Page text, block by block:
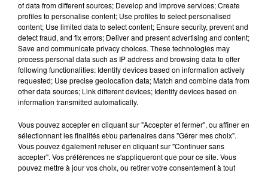
Le Duel - Gagnez votre balade
en jet ski !
Podcasts Voir plus
of data from different sources; Develop and improve services; Create
profiles to personalise content; Use profiles to select personalised
content; Use limited data to select content; Ensure security, prevent and
detect fraud, and fix errors; Deliver and present advertising and content;
Save and communicate privacy choices. These technologies may
process personal data such as IP address and browsing data to offer
following functionalities: Identify devices based on information actively
requested; Use precise geolocation data; Match and combine data from
other data sources; Link different devices; Identify devices based on
information transmitted automatically.
Vous pouvez accepter en cliquant sur "Accepter et fermer", ou affiner en
sélectionnant les finalités et/ou partenaires dans "Gérer mes choix".
Vous pouvez également refuser en cliquant sur "Continuer sans
accepter". Vos préférences ne s'appliqueront que pour ce site. Vous
pouvez mettre à jour vos choix, ou retirer votre consentement à tout